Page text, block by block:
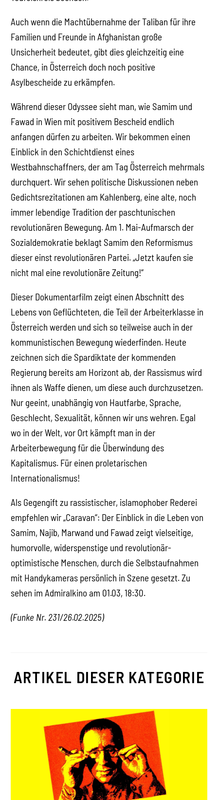
Auch wenn die Machtübernahme der Taliban für ihre
Familien und Freunde in Afghanistan große
Unsicherheit bedeutet, gibt dies gleichzeitig eine
Chance, in Österreich doch noch positive
Asylbescheide zu erkämpfen.
Während dieser Odyssee sieht man, wie Samim und
Fawad in Wien mit positivem Bescheid endlich
anfangen dürfen zu arbeiten. Wir bekommen einen
Einblick in den Schichtdienst eines
Westbahnschaffners, der am Tag Österreich mehrmals
durchquert. Wir sehen politische Diskussionen neben
Gedichtsrezitationen am Kahlenberg, eine alte, noch
immer lebendige Tradition der paschtunischen
revolutionären Bewegung. Am 1. Mai-Aufmarsch der
Sozialdemokratie beklagt Samim den Reformismus
dieser einst revolutionären Partei. „Jetzt kaufen sie
nicht mal eine revolutionäre Zeitung!“
Dieser Dokumentarfilm zeigt einen Abschnitt des
Lebens von Geflüchteten, die Teil der Arbeiterklasse in
Österreich werden und sich so teilweise auch in der
kommunistischen Bewegung wiederfinden. Heute
zeichnen sich die Spardiktate der kommenden
Regierung bereits am Horizont ab, der Rassismus wird
ihnen als Waffe dienen, um diese auch durchzusetzen.
Nur geeint, unabhängig von Hautfarbe, Sprache,
Geschlecht, Sexualität, können wir uns wehren. Egal
wo in der Welt, vor Ort kämpft man in der
Arbeiterbewegung für die Überwindung des
Kapitalismus. Für einen proletarischen
Internationalismus!
Als Gegengift zu rassistischer, islamophober Rederei
empfehlen wir „Caravan“: Der Einblick in die Leben von
Samim, Najib, Marwand und Fawad zeigt vielseitige,
humorvolle, widerspenstige und revolutionär-
optimistische Menschen, durch die Selbstaufnahmen
mit Handykameras persönlich in Szene gesetzt. Zu
sehen im Admiralkino am 01.03, 18:30.
(Funke Nr. 231/26.02.2025)
ARTIKEL DIESER KATEGORIE